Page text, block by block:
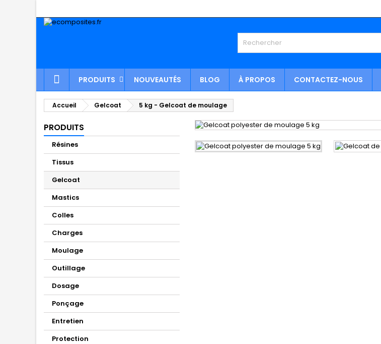
PRODUITS NOUVEAUTÉS BLOG À PROPOS CONTACTEZ-NOUS
Accueil Gelcoat 5 kg - Gelcoat de moulage
PRODUITS
Résines
Tissus
Gelcoat
Mastics
Colles
Charges
Moulage
Outillage
Dosage
Ponçage
Entretien
Protection